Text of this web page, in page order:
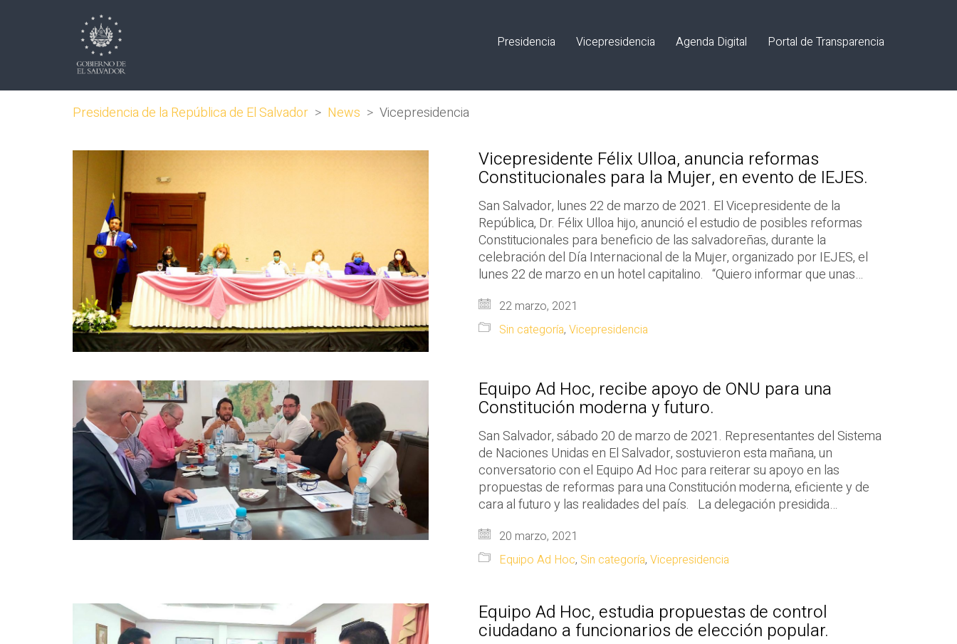
Presidencia Vicepresidencia Agenda Digital Portal de Transparencia
Presidencia de la República de El Salvador > News > Vicepresidencia
Vicepresidente Félix Ulloa, anuncia reformas
Constitucionales para la Mujer, en evento de IEJES.
San Salvador, lunes 22 de marzo de 2021. El Vicepresidente de la
República, Dr. Félix Ulloa hijo, anunció el estudio de posibles reformas
Constitucionales para beneficio de las salvadoreñas, durante la
celebración del Día Internacional de la Mujer, organizado por IEJES, el
lunes 22 de marzo en un hotel capitalino. “Quiero informar que unas…
22 marzo, 2021
Sin categoría, Vicepresidencia
Equipo Ad Hoc, recibe apoyo de ONU para una
Constitución moderna y futuro.
San Salvador, sábado 20 de marzo de 2021. Representantes del Sistema
de Naciones Unidas en El Salvador, sostuvieron esta mañana, un
conversatorio con el Equipo Ad Hoc para reiterar su apoyo en las
propuestas de reformas para una Constitución moderna, eficiente y de
cara al futuro y las realidades del país. La delegación presidida…
20 marzo, 2021
Equipo Ad Hoc, Sin categoría, Vicepresidencia
Equipo Ad Hoc, estudia propuestas de control
ciudadano a funcionarios de elección popular.